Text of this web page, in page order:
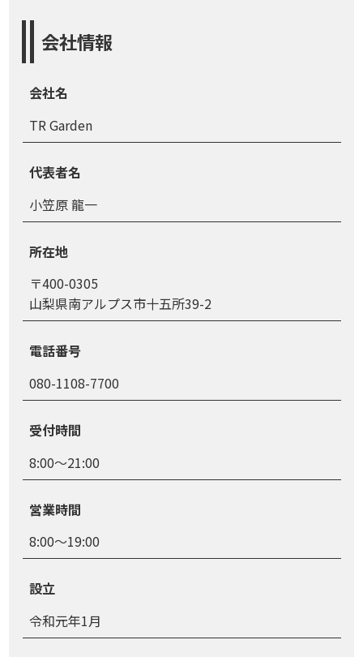
会社情報
会社名
TR Garden
代表者名
小笠原 龍一
所在地
〒400-0305
山梨県南アルプス市十五所39-2
電話番号
080-1108-7700
受付時間
8:00～21:00
営業時間
8:00～19:00
設立
令和元年1月